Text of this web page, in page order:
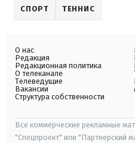
СПОРТ ТЕННИС
О нас
Редакция
Редакционная политика
О телеканале
Телеведущие
Вакансии
Структура собственности
Все коммерческие рекламные
"Спецпроект" или "Партнерский